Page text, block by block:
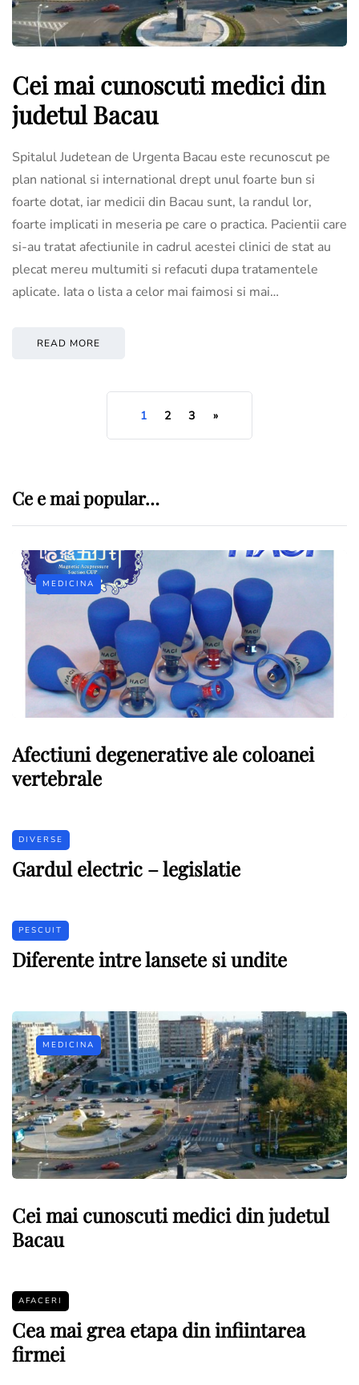
Cei mai cunoscuti medici din
judetul Bacau
Spitalul Judetean de Urgenta Bacau este recunoscut pe
plan national si international drept unul foarte bun si
foarte dotat, iar medicii din Bacau sunt, la randul lor,
foarte implicati in meseria pe care o practica. Pacientii care
si-au tratat afectiunile in cadrul acestei clinici de stat au
plecat mereu multumiti si refacuti dupa tratamentele
aplicate. Iata o lista a celor mai faimosi si mai…
READ MORE
1 2 3 »
Ce e mai popular…
MEDICINA
Afectiuni degenerative ale coloanei
vertebrale
DIVERSE
Gardul electric – legislatie
PESCUIT
Diferente intre lansete si undite
MEDICINA
Cei mai cunoscuti medici din judetul
Bacau
AFACERI
Cea mai grea etapa din infiintarea
firmei